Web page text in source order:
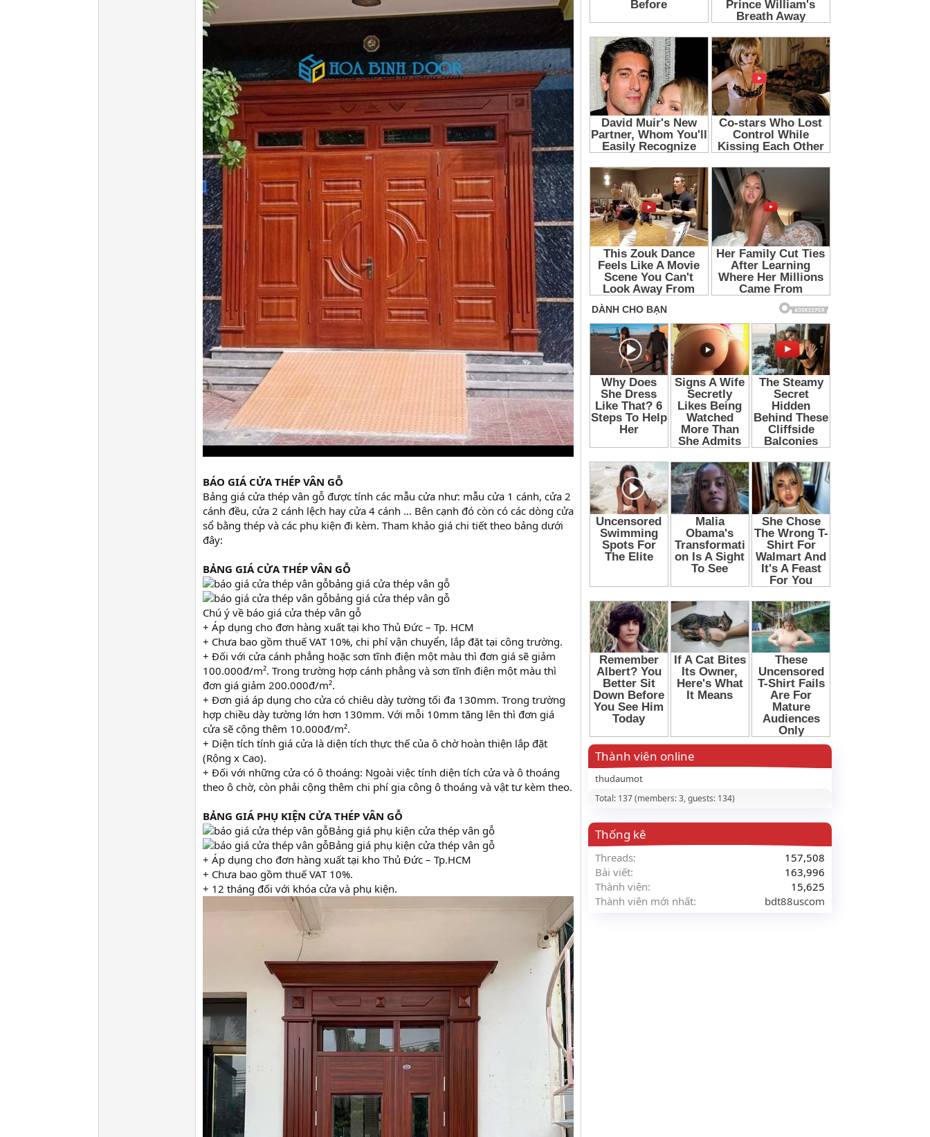
BÁO GIÁ CỬA THÉP VÂN GỖ
Bảng giá cửa thép vân gỗ được tính các mẫu cửa như: mẫu cửa 1 cánh, cửa 2
cánh đều, cửa 2 cánh lệch hay cửa 4 cánh … Bên cạnh đó còn có các dòng cửa
sổ bằng thép và các phụ kiện đi kèm. Tham khảo giá chi tiết theo bảng dưới
đây:
BẢNG GIÁ CỬA THÉP VÂN GỖ
bảng giá cửa thép vân gỗ
bảng giá cửa thép vân gỗ
Chú ý về báo giá cửa thép vân gỗ
+ Áp dụng cho đơn hàng xuất tại kho Thủ Đức – Tp. HCM
+ Chưa bao gồm thuế VAT 10%, chi phí vận chuyển, lắp đặt tại công trường.
+ Đối với cửa cánh phẳng hoặc sơn tĩnh điện một màu thì đơn giá sẽ giảm
100.000đ/m². Trong trường hợp cánh phẳng và sơn tĩnh điện một màu thì
đơn giá giảm 200.000đ/m².
+ Đơn giá áp dụng cho cửa có chiêu dày tường tối đa 130mm. Trong trường
hợp chiều dày tường lớn hơn 130mm. Với mỗi 10mm tăng lên thì đơn giá
cửa sẽ cộng thêm 10.000đ/m².
+ Diện tích tính giá cửa là diện tích thực thế của ô chờ hoàn thiện lắp đặt
(Rộng x Cao).
+ Đối với những cửa có ô thoáng: Ngoài việc tính diện tích cửa và ô thoáng
theo ô chờ, còn phải cộng thêm chi phí gia công ô thoáng và vật tư kèm theo.
BẢNG GIÁ PHỤ KIỆN CỬA THÉP VÂN GỖ
Bảng giá phụ kiện cửa thép vân gỗ
Bảng giá phụ kiện cửa thép vân gỗ
+ Áp dụng cho đơn hàng xuất tại kho Thủ Đức – Tp.HCM
+ Chưa bao gồm thuế VAT 10%.
+ 12 tháng đối với khóa cửa và phụ kiện.
Thành viên online
thudaumot
Total: 137 (members: 3, guests: 134)
Thống kê
Threads
157,508
Bài viết
163,996
Thành viên
15,625
Thành viên mới nhất
bdt88uscom